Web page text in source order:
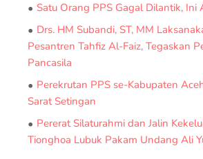
Satu Orang PPS Gagal Dilantik, Ini
Drs. HM Subandi, ST, MM
Pesantren Tahfiz Al-Faiz, Tegaskan
Pancasila
Perekrutan PPS se-Kabupaten
Sarat Setingan
Pererat Silaturahmi dan Jalin
Tionghoa Lubuk Pakam Undang Ali